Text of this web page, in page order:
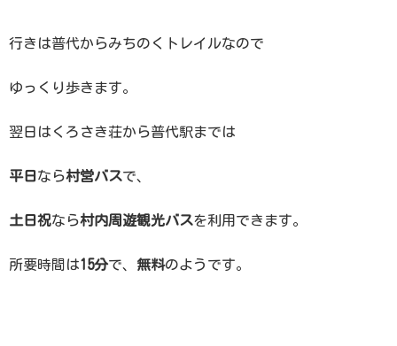
行きは普代からみちのくトレイルなので
ゆっくり歩きます。
翌日はくろさき荘から普代駅までは
平日 なら村営バスで、
土日祝なら村内周遊観光バスを利用できます。
所要時間は15分で、 無料のようです。